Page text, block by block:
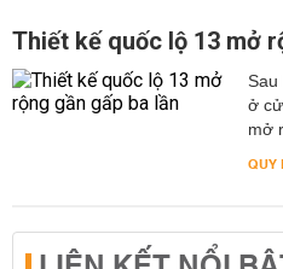
Thiết kế quốc lộ 13 mở
Sau
ở
mở
QUY